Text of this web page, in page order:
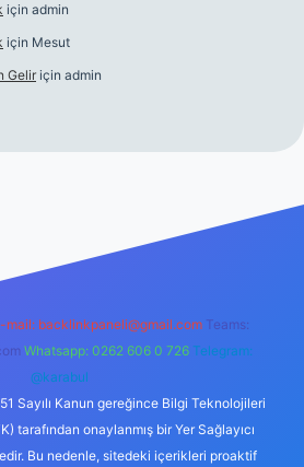
için admin
için Mesut
Gelir için admin
mail: backlinkpaneli@gmail.com Teams:
Whatsapp: 0262 606 0 726 Telegram:
@karabul
Sayılı Kanun gereğince Bilgi Teknolojileri
tarafından onaylanmış bir Yer Sağlayıcı
Bu nedenle, sitedeki içerikleri proaktif